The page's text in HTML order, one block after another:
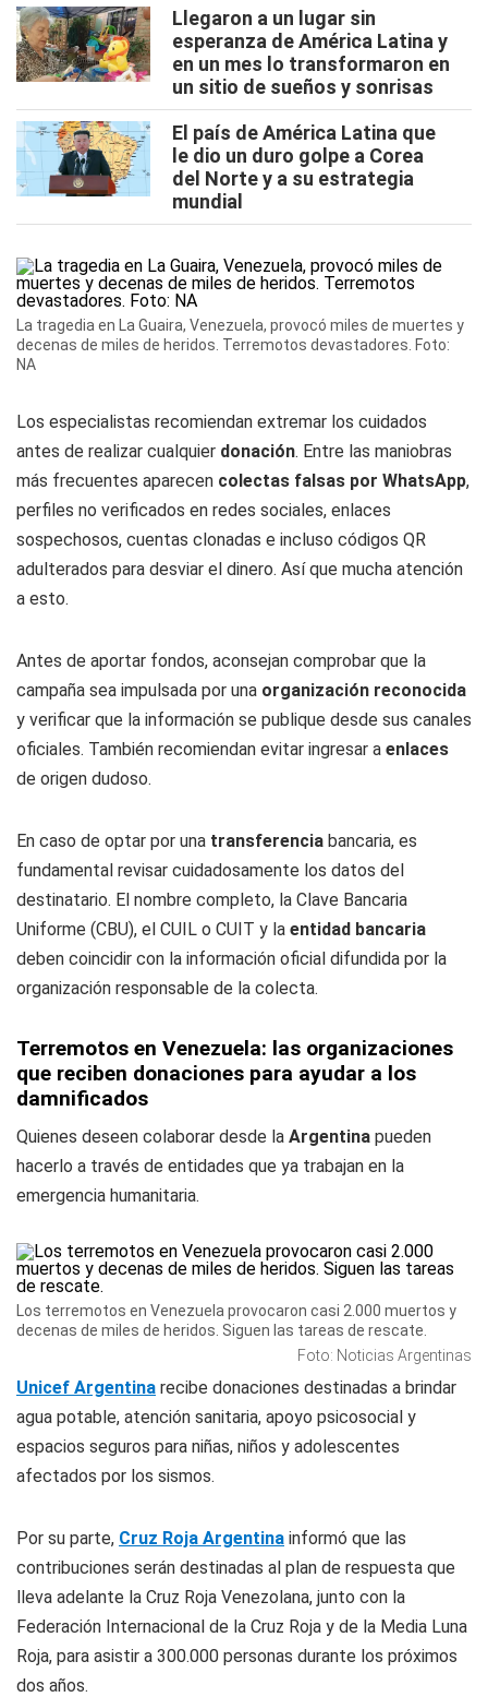
Llegaron a un lugar sin
esperanza de América Latina y
en un mes lo transformaron en
un sitio de sueños y sonrisas
El país de América Latina que
le dio un duro golpe a Corea
del Norte y a su estrategia
mundial
La tragedia en La Guaira, Venezuela, provocó miles de muertes y
decenas de miles de heridos. Terremotos devastadores. Foto:
NA
Los especialistas recomiendan extremar los cuidados
antes de realizar cualquier donación. Entre las maniobras
más frecuentes aparecen colectas falsas por WhatsApp,
perfiles no verificados en redes sociales, enlaces
sospechosos, cuentas clonadas e incluso códigos QR
adulterados para desviar el dinero. Así que mucha atención
a esto.
Antes de aportar fondos, aconsejan comprobar que la
campaña sea impulsada por una organización reconocida
y verificar que la información se publique desde sus canales
oficiales. También recomiendan evitar ingresar a enlaces
de origen dudoso.
En caso de optar por una transferencia bancaria, es
fundamental revisar cuidadosamente los datos del
destinatario. El nombre completo, la Clave Bancaria
Uniforme (CBU), el CUIL o CUIT y la entidad bancaria
deben coincidir con la información oficial difundida por la
organización responsable de la colecta.
Terremotos en Venezuela: las organizaciones
que reciben donaciones para ayudar a los
damnificados
Quienes deseen colaborar desde la Argentina pueden
hacerlo a través de entidades que ya trabajan en la
emergencia humanitaria.
Los terremotos en Venezuela provocaron casi 2.000 muertos y
decenas de miles de heridos. Siguen las tareas de rescate.
Foto: Noticias Argentinas
Unicef Argentina recibe donaciones destinadas a brindar
agua potable, atención sanitaria, apoyo psicosocial y
espacios seguros para niñas, niños y adolescentes
afectados por los sismos.
Por su parte, Cruz Roja Argentina informó que las
contribuciones serán destinadas al plan de respuesta que
lleva adelante la Cruz Roja Venezolana, junto con la
Federación Internacional de la Cruz Roja y de la Media Luna
Roja, para asistir a 300.000 personas durante los próximos
dos años.